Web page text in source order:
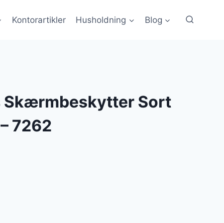
Kontorartikler Husholdning Blog
Skærmbeskytter Sort
7262